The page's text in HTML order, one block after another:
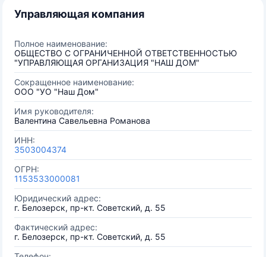
Управляющая компания
Полное наименование:
ОБЩЕСТВО С ОГРАНИЧЕННОЙ ОТВЕТСТВЕННОСТЬЮ
"УПРАВЛЯЮЩАЯ ОРГАНИЗАЦИЯ "НАШ ДОМ"
Сокращенное наименование:
ООО "УО "Наш Дом"
Имя руководителя:
Валентина Савельевна Романова
ИНН:
3503004374
ОГРН:
1153533000081
Юридический адрес:
г. Белозерск, пр-кт. Советский, д. 55
Фактический адрес:
г. Белозерск, пр-кт. Советский, д. 55